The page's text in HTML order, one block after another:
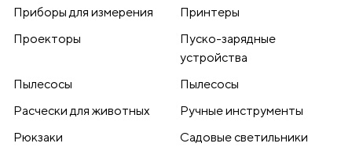
Приборы для измерения
Принтеры
Проекторы
Пуско-зарядные
устройства
Пылесосы
Пылесосы
Расчески для животных
Ручные инструменты
Рюкзаки
Садовые светильники